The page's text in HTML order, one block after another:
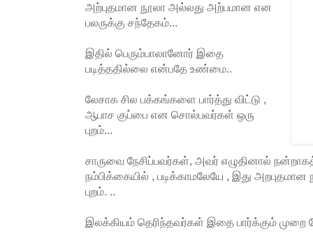
அற்புதமான நூலா அல்லது அற்பமான என
பலருக்கு சந்தேகம்...
இதில் பெரும்பாலானோர் இதை
படித்ததில்லை என்பதே உண்மை..
லேசாக சில பக்கங்களை பார்த்து விட்டு ,
ஆபாச குப்பை என சொல்பவர்கள் ஒரு
புறம்...
சாருவை நேசிப்பவர்கள், அவர் எழுதினால்
நம்பிக்கையில் , படிக்காமலேயே , இது
புறம். ..
இலக்கியம் தெரிந்தவர்கள் இதை பார்க்கும் முறை